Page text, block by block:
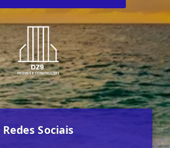
Redes Sociais